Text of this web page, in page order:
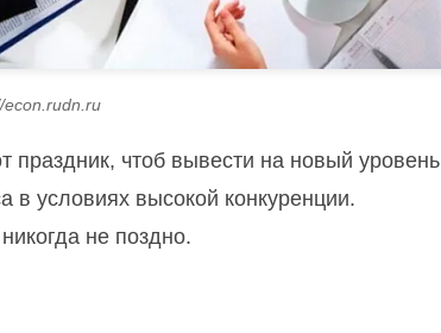
праздник, чтоб вывести на новый уровень
в условиях высокой конкуренции.
не поздно.